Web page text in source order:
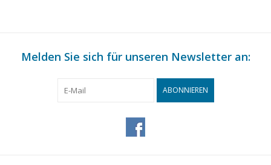
Melden Sie sich für unseren Newsletter an:
ABONNIEREN